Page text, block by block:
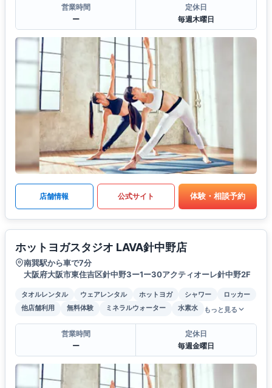
営業時間
ー
定休日
毎週木曜日
店舗情報 公式サイト 体験・相談予約
ホットヨガスタジオ LAVA針中野店
南巽駅から車で7分
大阪府大阪市東住吉区針中野3ー1ー30アクティオーレ針中野2F
タオルレンタル ウェアレンタル ホットヨガ シャワー
ロッカー
他店舗利用
無料体験 ミネラルウォーター 水素水 もっと見る
営業時間
ー
定休日
毎週金曜日